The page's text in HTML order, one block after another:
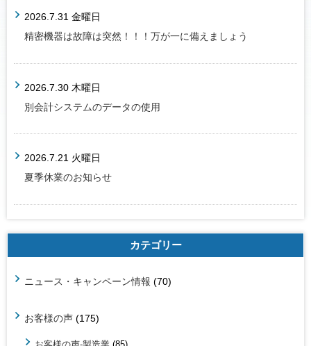
2026.7.31 金曜日
精密機器は故障は突然！！！万が一に備えましょう
2026.7.30 木曜日
別会計システムのデータの使用
2026.7.21 火曜日
夏季休業のお知らせ
カテゴリー
ニュース・キャンペーン情報 (70)
お客様の声 (175)
お客様の声-製造業 (85)